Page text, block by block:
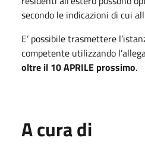
secondo le indicazioni di cui
E’ possibile trasmettere
competente utilizzando
oltre il 10 APRILE prossimo.
A cura di